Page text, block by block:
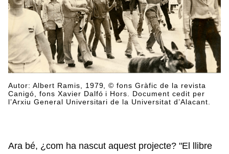
Autor: Albert Ramis, 1979, © fons Gràfic de la revista
Canigó, fons Xavier Dalfó i Hors. Document cedit per
l’Arxiu General Universitari de la Universitat d’Alacant.
Ara bé, ¿com ha nascut aquest projecte? "El llibre